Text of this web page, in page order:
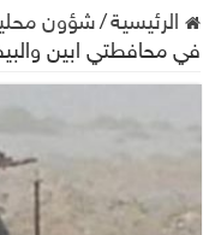
الرئيسية/شؤون
في محافطتي ابين